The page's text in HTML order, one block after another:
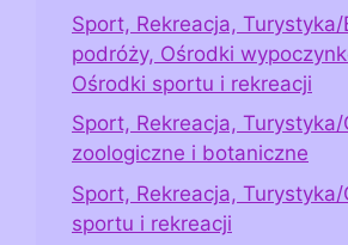
Sport, Rekreacja, Turystyka/
podróży, Ośrodki
Ośrodki sportu i rekreacji
Sport, Rekreacja,
zoologiczne i botaniczne
Sport, Rekreacja, Turystyka/
sportu i rekreacji